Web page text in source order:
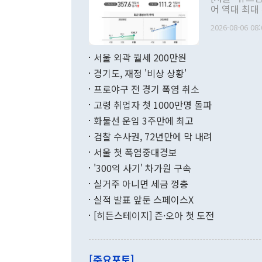
관 부처 장
관의 무리한
다. [정동영 통일부 장관이 지난달 23일 오후 서울 종로구 정부서울청사에
무너졌다고
함께 4자 대
"우리의 선
관은 업무
어 역대 최
료=한국은행] 한국은행이 6일 발표한 '2026년 6월 국제수지(잠정)'
며 월간 기
196.9% 급
수출은
기록했지만
로 전환됐다.
는 배당수입
2026-08-06
서울 외곽 월세 200만원
경기도, 재정 '비상 상황'
프로야구 전 경기 폭염 취소
고령 취업자 첫 1000만명 돌파
화물선 운임 3주만에 최고
검찰 수사권, 72년만에 막 내려
서울 첫 폭염중대경보
'300억 사기' 차가원 구속
실거주 아니면 세금 껑충
실적 발표 앞둔 스페이스X
[히든스테이지] 즌·오아 첫 도전